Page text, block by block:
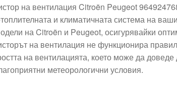
на вентилация Citroën Peugeot
и климатичната система на
на Citroën и Peugeot, осигурявайки
на вентилация не функционира
на вентилацията, което може да
метеорологични условия.